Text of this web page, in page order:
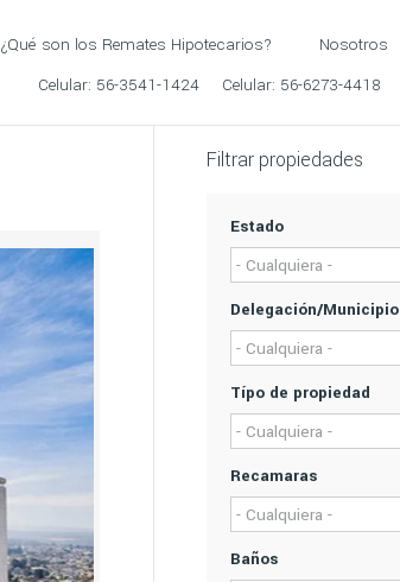
¿Qué son los Remates Hipotecarios? Nosotros
Celular: 56-3541-1424 Celular: 56-6273-4418
Filtrar propiedades
Estado
Delegación/Municipio
Típo de propiedad
Recamaras
Baños